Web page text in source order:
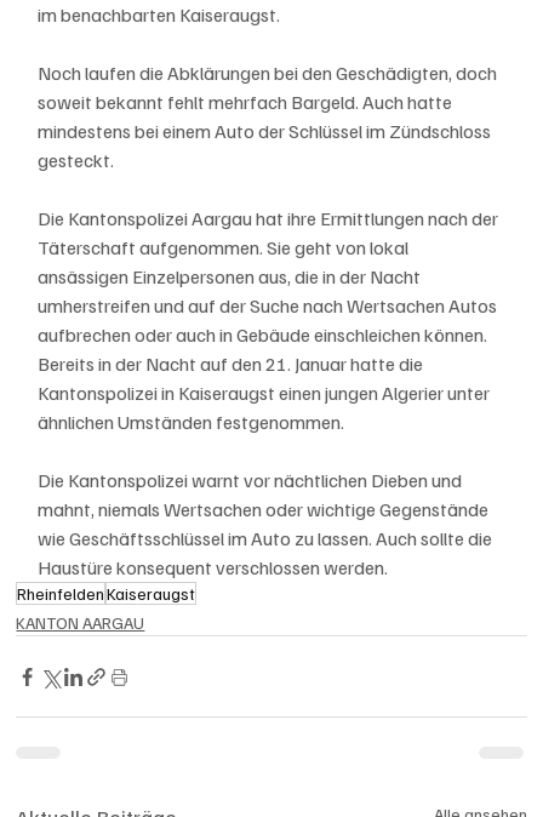
im benachbarten Kaiseraugst.
Noch laufen die Abklärungen bei den Geschädigten, doch
soweit bekannt fehlt mehrfach Bargeld. Auch hatte
mindestens bei einem Auto der Schlüssel im Zündschloss
gesteckt.
Die Kantonspolizei Aargau hat ihre Ermittlungen nach der
Täterschaft aufgenommen. Sie geht von lokal
ansässigen Einzelpersonen aus, die in der Nacht
umherstreifen und auf der Suche nach Wertsachen Autos
aufbrechen oder auch in Gebäude einschleichen können.
Bereits in der Nacht auf den 21. Januar hatte die
Kantonspolizei in Kaiseraugst einen jungen Algerier unter
ähnlichen Umständen festgenommen.
Die Kantonspolizei warnt vor nächtlichen Dieben und
mahnt, niemals Wertsachen oder wichtige Gegenstände
wie Geschäftsschlüssel im Auto zu lassen. Auch sollte die
Haustüre konsequent verschlossen werden.
Rheinfelden Kaiseraugst
KANTON AARGAU